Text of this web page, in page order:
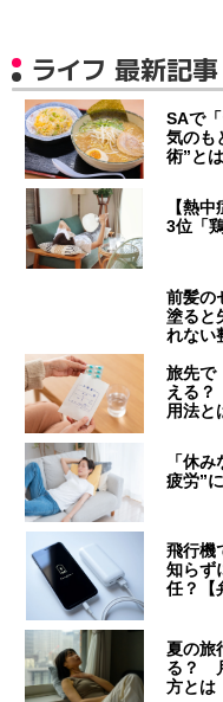
ライフ 最新記事
SAで
気のも
術”と
【熱
3位「
前髪の
塗ると
れない
旅先で
える
用法と
「休
疲労”
飛行機
知らず
任？【
夏の旅
る？
方とは